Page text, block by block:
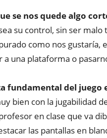
se nos quede algo
su control, sin ser malo
como nos gustaría,
una plataforma o
fundamental del juego
bien con la jugabilidad
en clase que va
las pantallas en